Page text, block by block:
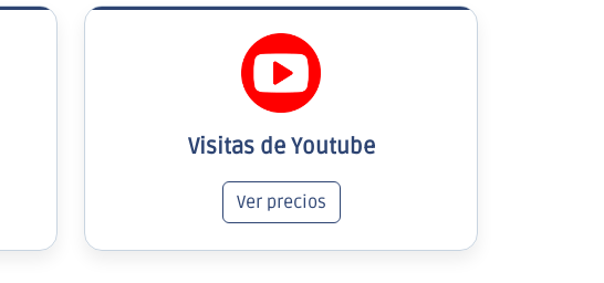
Visitas de Youtube
Ver precios